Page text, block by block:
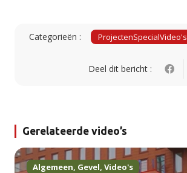
Categorieën : ProjectenSpecialVideo's
Deel dit bericht :
Gerelateerde video’s
Algemeen, Gevel, Video's